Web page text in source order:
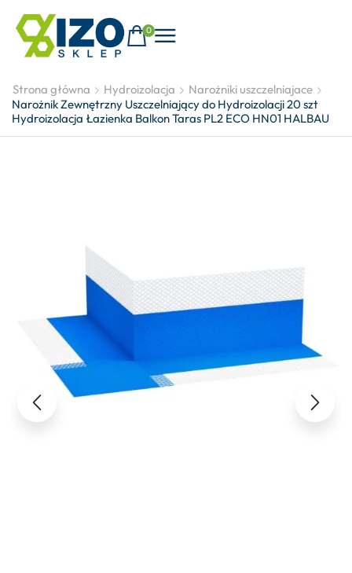
0
Strona główna Hydroizolacja
Narożniki uszczelniajace
Narożnik Zewnętrzny Uszczelniający do Hydroizolacji 20 szt
Hydroizolacja Łazienka Balkon Taras PL2 ECO HN01 HALBAU